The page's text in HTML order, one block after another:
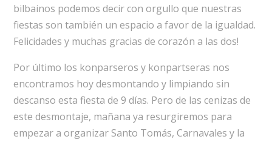
bilbainos podemos decir con orgullo que nuestras
fiestas son también un espacio a favor de la igualdad.
Felicidades y muchas gracias de corazón a las dos!
Por último los konparseros y konpartseras nos
encontramos hoy desmontando y limpiando sin
descanso esta fiesta de 9 días. Pero de las cenizas de
este desmontaje, mañana ya resurgiremos para
empezar a organizar Santo Tomás, Carnavales y la